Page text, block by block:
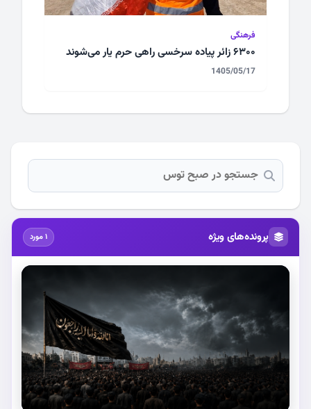
فرهنگی
۶۳۰۰ زائر پیاده سرخسی راهی حرم یار می‌شوند
1405/05/17
پرونده‌های ویژه 1 مورد